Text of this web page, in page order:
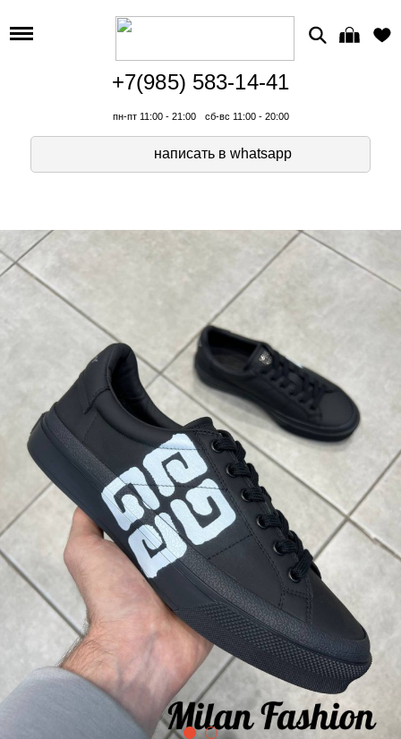
+7(985) 583-14-41
пн-пт 11:00 - 21:00 сб-вс 11:00 - 20:00
написать в whatsapp